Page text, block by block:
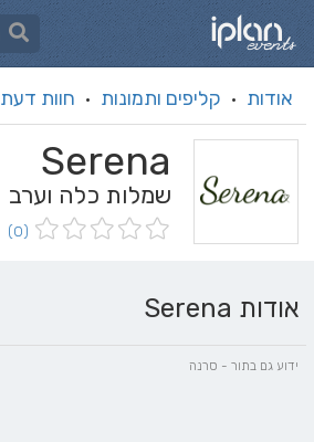
אודות · קליפים ותמונות · חוות דעת
Serena
שמלות כלה וערב
(0)
אודות Serena
ידוע גם בתור - סרנה